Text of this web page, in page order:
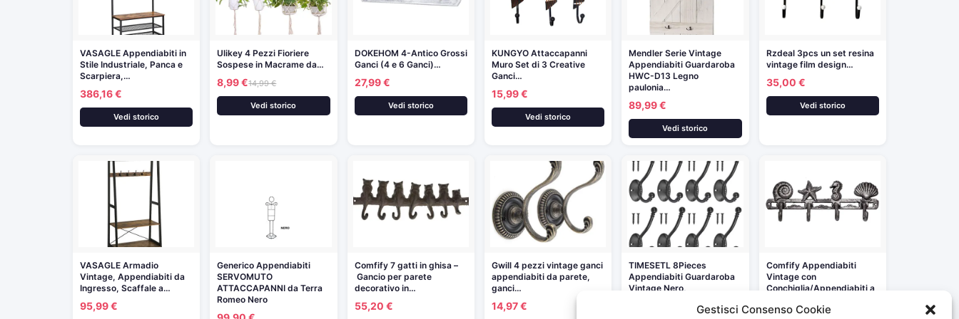
Gestisci Consenso Cookie
VASAGLE Appendiabiti in
Stile Industriale, Panca e
Scarpiera,…
386,16 €
Vedi storico
Ulikey 4 Pezzi Fioriere
Sospese in Macrame da…
8,99 €14,99 €
Vedi storico
DOKEHOM 4-Antico Grossi
Ganci (4 e 6 Ganci)…
27,99 €
Vedi storico
KUNGYO Attaccapanni
Muro Set di 3 Creative
Ganci…
15,99 €
Vedi storico
Mendler Serie Vintage
Appendiabiti Guardaroba
HWC-D13 Legno
paulonia…
89,99 €
Vedi storico
Rzdeal 3pcs un set resina
vintage film design…
35,00 €
Vedi storico
VASAGLE Armadio
Vintage, Appendiabiti da
Ingresso, Scaffale a…
95,99 €
Generico Appendiabiti
SERVOMUTO
ATTACCAPANNI da Terra
Romeo Nero
Comfify 7 gatti in ghisa –
Gancio per parete
decorativo in…
55,20 €
Gwill 4 pezzi vintage ganci
appendiabiti da parete,
ganci…
14,97 €
TIMESETL 8Pieces
Appendiabiti Guardaroba
Vintage Nero,
Comfify Appendiabiti
Vintage con
Conchiglia/Appendiabiti a